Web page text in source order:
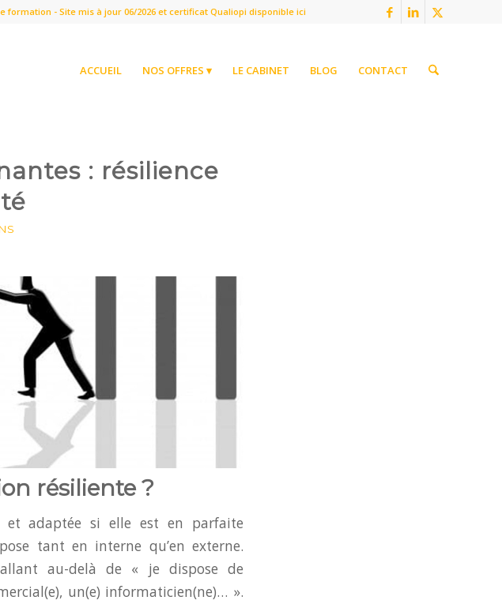
- Site mis à jour 06/2026 et certificat Qualiopi disponible ici
ACCUEIL NOS OFFRES ▾ LE CABINET BLOG CONTACT
: résilience
résiliente ?
et adaptée si elle est en parfaite
tant en interne qu’en externe.
allant au-delà de « je dispose de
un(e) informaticien(ne)… ».